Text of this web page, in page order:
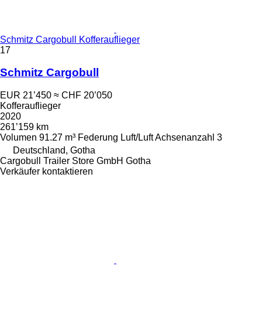
Schmitz Cargobull Kofferauflieger
17
Schmitz Cargobull
EUR 21’450 ≈ CHF 20’050
Kofferauflieger
2020
261’159 km
Volumen 91.27 m³ Federung Luft/LuftAchsenanzahl 3
Deutschland, Gotha
Cargobull Trailer Store GmbH Gotha
Verkäufer kontaktieren